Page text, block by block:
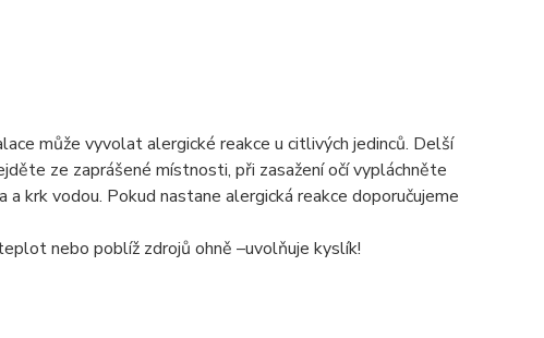
může vyvolat alergické reakce u citlivých jedinců. Delší
ze zaprášené místnosti, při zasažení očí vypláchněte
krk vodou. Pokud nastane alergická reakce doporučujeme
nebo poblíž zdrojů ohně –uvolňuje kyslík!